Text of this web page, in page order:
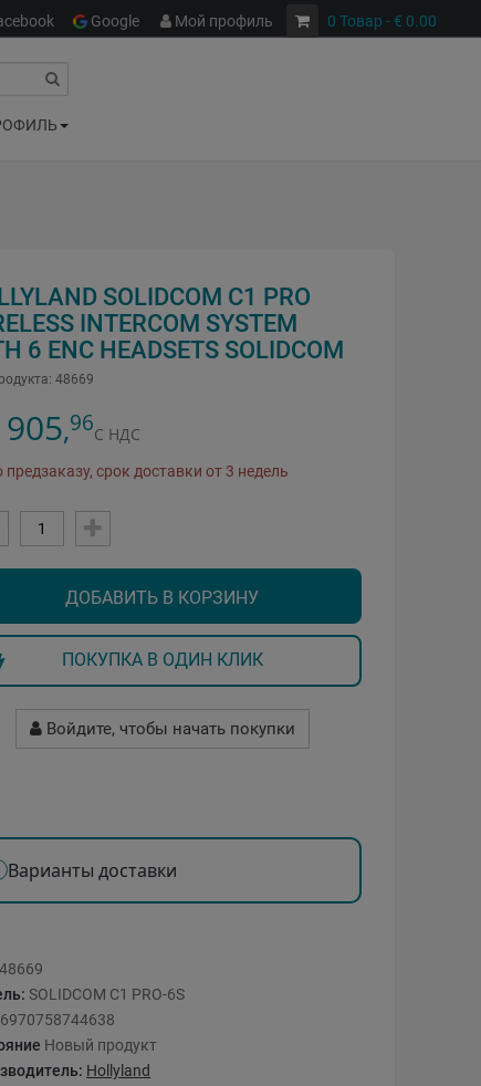
0 Товар - € 0.00
Google Мой профиль
SOLIDCOM C1 PRO
INTERCOM SYSTEM
6 ENC HEADSETS SOLIDCOM
48669
,96С НДС
предзаказу, срок доставки от 3 недель
ДОБАВИТЬ В КОРЗИНУ
ПОКУПКА В ОДИН КЛИК
Войдите, чтобы начать покупки
Варианты доставки
48669
SOLIDCOM C1 PRO-6S
6970758744638
Новый продукт
Hollyland